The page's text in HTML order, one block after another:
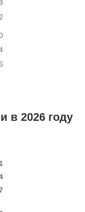
в 2026 году